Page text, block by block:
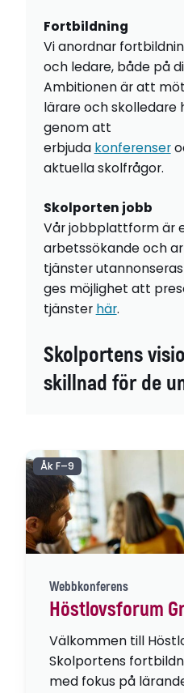
Fortbildning
Vi anordnar
och ledare, både på
Ambitionen är att
lärare och skolledare
genom att
erbjuda konferenser
aktuella skolfrågor.
Skolporten jobb
Vår jobbplattform är
arbetssökande och
tjänster
ges möjlighet att
tjänster här.
Skolportens
skillnad för de
Webbkonferens
Höstlovsforum
Välkommen till
Skolportens
med fokus på
Åk F–9